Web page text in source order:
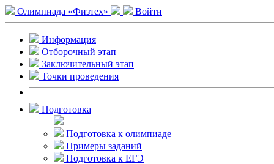
Олимпиада «Физтех» Войти
Информация
Отборочный этап
Заключительный этап
Точки проведения
Подготовка
Подготовка к олимпиаде
Примеры заданий
Подготовка к ЕГЭ